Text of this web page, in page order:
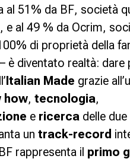
al 51% da BF, società
e al 49 % da Ocrim,
di proprietà della
– è diventato realtà: dare
Italian Made grazie
how, tecnologia,
e ricerca delle
un track-record
BF rappresenta il primo